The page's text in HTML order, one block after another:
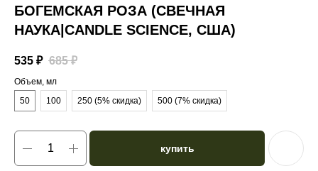
БОГЕМСКАЯ РОЗА (СВЕЧНАЯ
НАУКА|CANDLE SCIENCE, США)
535 ₽ 685 ₽
Объем, мл
50
100 250 (5% скидка) 500 (7% скидка)
купить